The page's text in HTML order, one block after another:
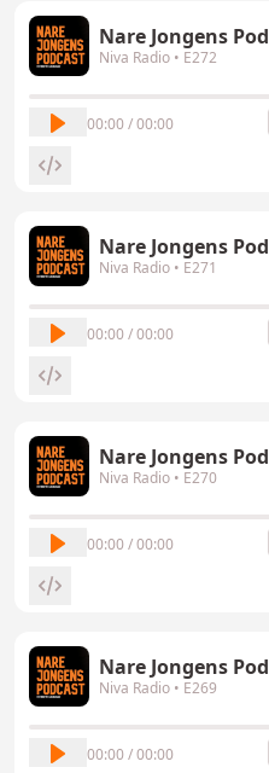
Nare Jongens
Niva Radio • E272
00:00 / 00:00
Niva Radio • E271
00:00 / 00:00
Niva Radio • E270
00:00 / 00:00
Nare Jongens
Niva Radio • E269
00:00 / 00:00